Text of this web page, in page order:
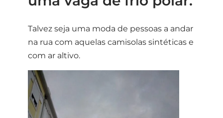
Talvez seja uma moda de pessoas a andar
na rua com aquelas camisolas sintéticas e
com ar altivo.